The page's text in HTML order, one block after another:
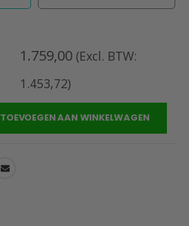
1.759,00 (Excl. BTW:
1.453,72)
TOEVOEGEN AAN WINKELWAGEN